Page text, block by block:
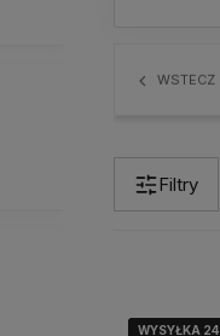
WSTECZ
Filtry
WYSYŁKA
WYSYŁKA
WYSYŁKA